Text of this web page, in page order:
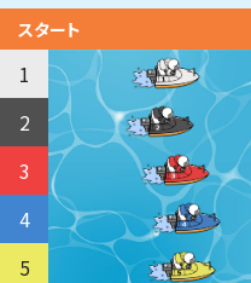
スタート
1
2
3
4
5